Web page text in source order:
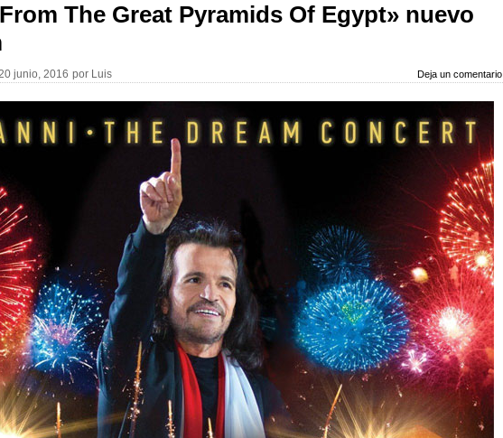
The Great Pyramids Of Egypt» nuevo
junio, 2016 por Luis Deja un comentario